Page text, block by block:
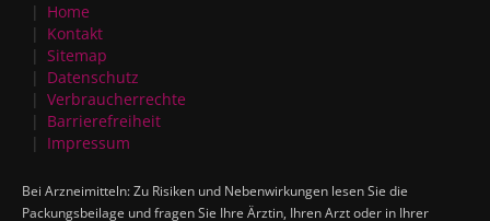
Home
Kontakt
Sitemap
Datenschutz
Verbraucherrechte
Barrierefreiheit
Impressum
Bei Arzneimitteln: Zu Risiken und Nebenwirkungen lesen Sie die
Packungsbeilage und fragen Sie Ihre Ärztin, Ihren Arzt oder in Ihrer